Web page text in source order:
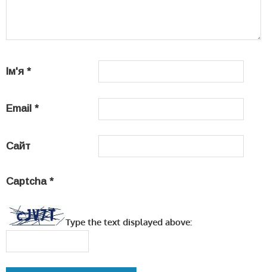
Ім'я *
Email *
Сайт
Captcha *
Type the text displayed above: